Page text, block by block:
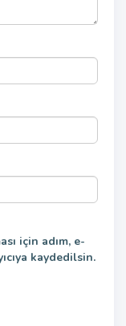
için adım, e-
kaydedilsin.